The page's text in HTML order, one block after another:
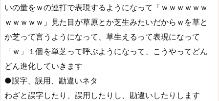
いの量をｗの連打で表現するようになって「ｗｗｗｗｗｗ
ｗｗｗｗｗ」見た目が草原とか芝生みたいだからｗを草と
か芝って言うようになって、草生えるって表現になって
「ｗ」１個を単芝って呼ぶようになって、こうやってどん
どん進化していきます
●誤字、誤用、勘違いネタ
わざと誤字したり、誤用したりし、勘違いしたりします